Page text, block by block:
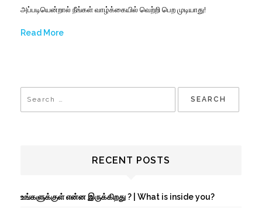
அப்படியென்றால் நீங்கள் வாழ்க்கையில் வெற்றி பெற முடியாது!
Read More
RECENT POSTS
உங்களுக்குள் என்ன இருக்கிறது ? | What is inside you?